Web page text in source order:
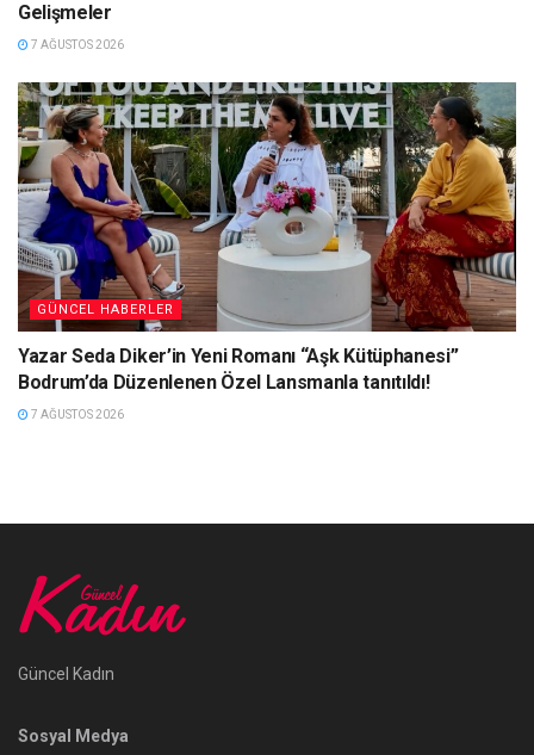
Gelişmeler
7 AĞUSTOS 2026
GÜNCEL HABERLER
Yazar Seda Diker’in Yeni Romanı “Aşk Kütüphanesi”
Bodrum’da Düzenlenen Özel Lansmanla tanıtıldı!
7 AĞUSTOS 2026
Güncel Kadın
Sosyal Medya